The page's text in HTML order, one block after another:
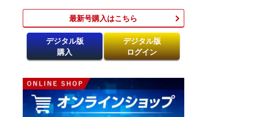
最新号購入はこちら​
デジタル版
購入
デジタル版
ログイン